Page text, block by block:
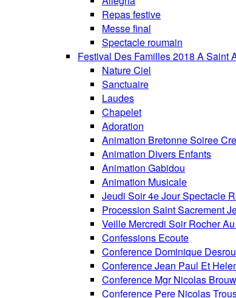
Repas festive
Messe final
Spectacle roumain
Festival Des Familles 2018 A Saint
Nature Ciel
Sanctuaire
Laudes
Chapelet
Adoration
Animation Bretonne Soiree
Animation Divers Enfants
Animation Gabidou
Animation Musicale
Jeudi Soir 4e Jour Spectacle
Procession Saint Sacrement
Veille Mercredi Soir Rocher
Confessions Ecoute
Conference Dominique
Conference Jean Paul Et
Conference Mgr Nicolas
Conference Pere Nicolas